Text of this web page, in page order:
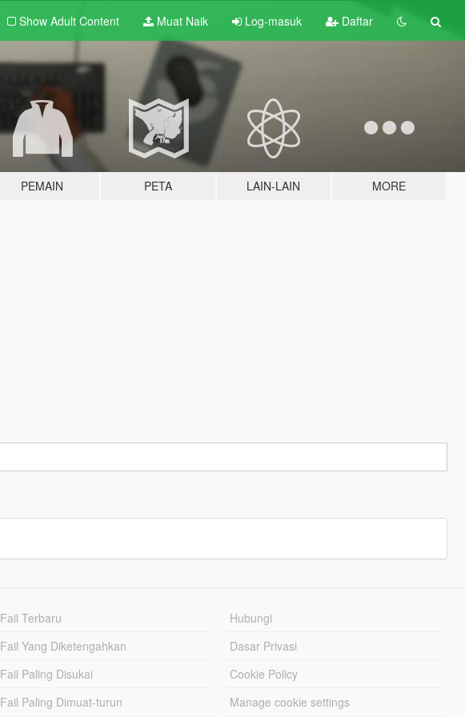
Show Adult Content Muat Naik Log-masuk Daftar
PEMAIN PETA LAIN-LAIN MORE
Fail Terbaru
Fail Yang Diketengahkan
Fail Paling Disukai
Fail Paling Dimuat-turun
Hubungi
Dasar Privasi
Cookie Policy
Manage cookie settings